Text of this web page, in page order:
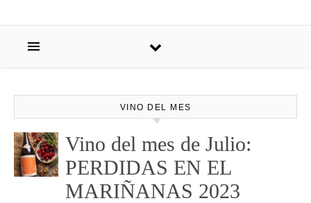
VINO DEL MES
Vino del mes de Julio:
PERDIDAS EN EL
MARIÑANAS 2023